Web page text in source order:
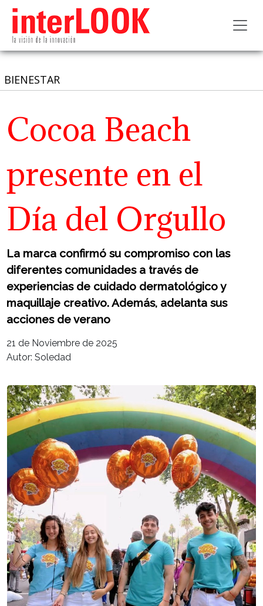
BIENESTAR
Cocoa Beach
presente en el
Día del Orgullo
La marca confirmó su compromiso con las
diferentes comunidades a través de
experiencias de cuidado dermatológico y
maquillaje creativo. Además, adelanta sus
acciones de verano
21 de Noviembre de 2025
Autor: Soledad